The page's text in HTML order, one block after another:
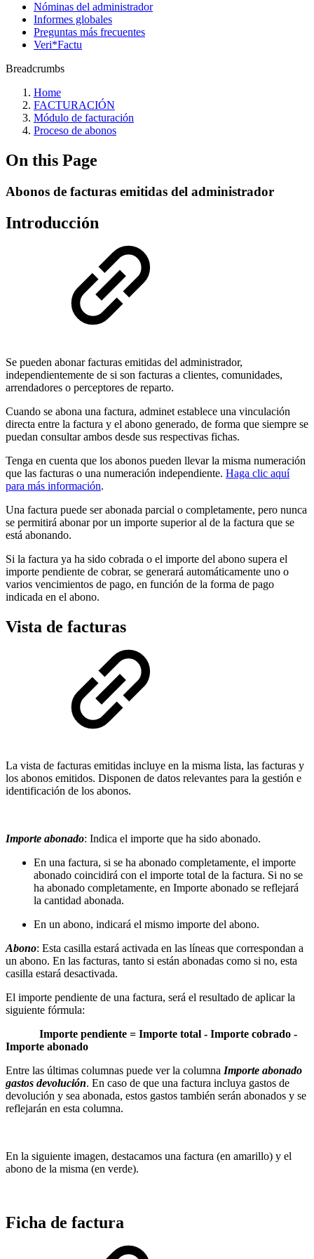
Nóminas del administrador
Informes globales
Preguntas más frecuentes
Veri*Factu
Breadcrumbs
Home
FACTURACIÓN
Módulo de facturación
Proceso de abonos
On this Page
Abonos de facturas emitidas del administrador
Introducción
Se pueden abonar facturas emitidas del administrador,
independientemente de si son facturas a clientes, comunidades,
arrendadores o perceptores de reparto.
Cuando se abona una factura, adminet establece una vinculación
directa entre la factura y el abono generado, de forma que siempre se
puedan consultar ambos desde sus respectivas fichas.
Tenga en cuenta que los abonos pueden llevar la misma numeración
que las facturas o una numeración independiente. Haga clic aquí
para más información.
Una factura puede ser abonada parcial o completamente, pero nunca
se permitirá abonar por un importe superior al de la factura que se
está abonando.
Si la factura ya ha sido cobrada o el importe del abono supera el
importe pendiente de cobrar, se generará automáticamente uno o
varios vencimientos de pago, en función de la forma de pago
indicada en el abono.
Vista de facturas
La vista de facturas emitidas incluye en la misma lista, las facturas y
los abonos emitidos. Disponen de datos relevantes para la gestión e
identificación de los abonos.
Importe abonado: Indica el importe que ha sido abonado.
En una factura, si se ha abonado completamente, el importe
abonado coincidirá con el importe total de la factura. Si no se
ha abonado completamente, en Importe abonado se reflejará
la cantidad abonada.
En un abono, indicará el mismo importe del abono.
Abono: Esta casilla estará activada en las líneas que correspondan a
un abono. En las facturas, tanto si están abonadas como si no, esta
casilla estará desactivada.
El importe pendiente de una factura, será el resultado de aplicar la
siguiente fórmula:
Importe pendiente = Importe total - Importe cobrado -
Importe abonado
Entre las últimas columnas puede ver la columna Importe abonado
gastos devolución. En caso de que una factura incluya gastos de
devolución y sea abonada, estos gastos también serán abonados y se
reflejarán en esta columna.
En la siguiente imagen, destacamos una factura (en amarillo) y el
abono de la misma (en verde).
Ficha de factura